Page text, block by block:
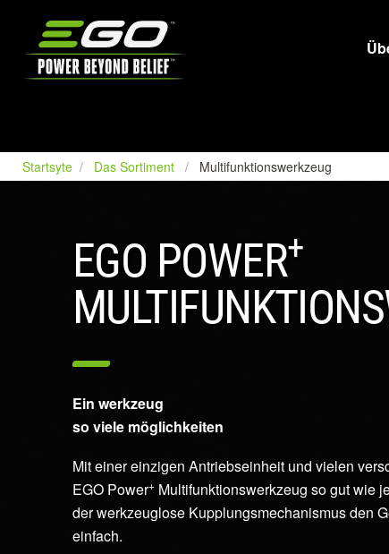
Startsyte Das Sortiment Multifunktionswerkzeug
EGO POWER+
Ein werkzeug
so viele möglichkeiten
Mit einer einzigen Antriebseinheit und vielen
EGO Power+ Multifunktionswerkzeug so gut wie
der werkzeuglose Kupplungsmechanismus den
einfach.